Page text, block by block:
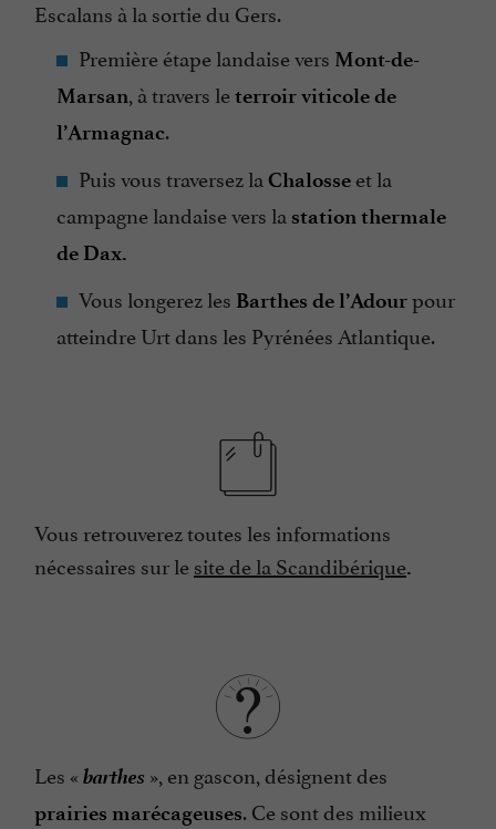
Escalans à la sortie du Gers.
Première étape landaise vers Mont-de-
Marsan, à travers leterroir viticole de
l’Armagnac.
Puis vous traversez la Chalosse et la
campagne landaise vers la station thermale
de Dax.
Vous longerez les Barthes de l’Adourpour
atteindre Urt dans les Pyrénées Atlantique.
Vous retrouverez toutes les informations
nécessaires sur lesite de la Scandibérique.
Les «barthes », en gascon, désignent des
prairies marécageuses. Ce sont des milieux